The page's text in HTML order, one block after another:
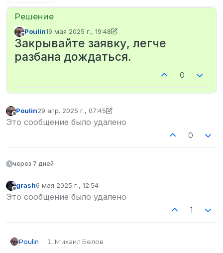
Не в сети
Poulin19 мая 2025 г., 19:48
отредактировано Poulin
Закрывайте заявку, легче
разбана дождаться.
0
Не в сети
Poulin29 апр. 2025 г., 07:45
отредактировано Poulin
Это сообщение было удалено
0
через 7 дней
Не в сети
grash6 мая 2025 г., 12:54
отредактировано
Это сообщение было удалено
1
Poulin Михаил Белов